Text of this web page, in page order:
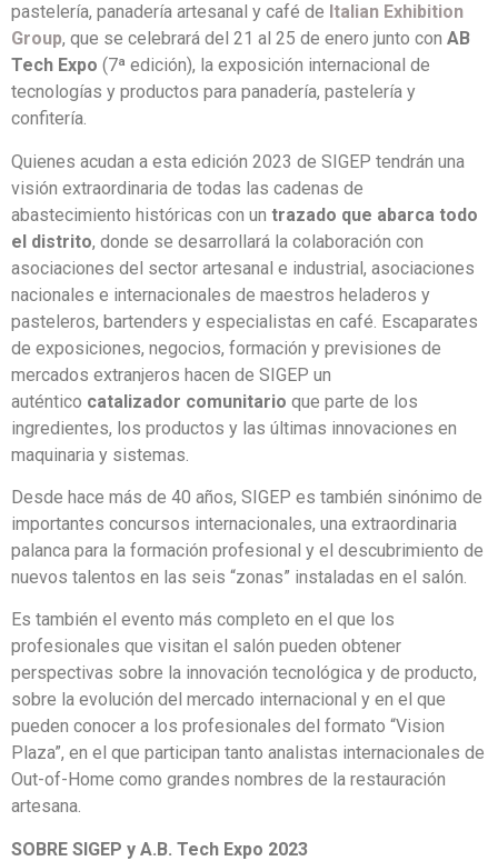
pastelería, panadería artesanal y café de Italian Exhibition
Group, que se celebrará del 21 al 25 de enero junto con AB
Tech Expo (7ª edición), la exposición internacional de
tecnologías y productos para panadería, pastelería y
confitería.
Quienes acudan a esta edición 2023 de SIGEP tendrán una
visión extraordinaria de todas las cadenas de
abastecimiento históricas con un trazado que abarca todo
el distrito, donde se desarrollará la colaboración con
asociaciones del sector artesanal e industrial, asociaciones
nacionales e internacionales de maestros heladeros y
pasteleros, bartenders y especialistas en café. Escaparates
de exposiciones, negocios, formación y previsiones de
mercados extranjeros hacen de SIGEP un
auténtico catalizador comunitario que parte de los
ingredientes, los productos y las últimas innovaciones en
maquinaria y sistemas.
Desde hace más de 40 años, SIGEP es también sinónimo de
importantes concursos internacionales, una extraordinaria
palanca para la formación profesional y el descubrimiento de
nuevos talentos en las seis “zonas” instaladas en el salón.
Es también el evento más completo en el que los
profesionales que visitan el salón pueden obtener
perspectivas sobre la innovación tecnológica y de producto,
sobre la evolución del mercado internacional y en el que
pueden conocer a los profesionales del formato “Vision
Plaza”, en el que participan tanto analistas internacionales de
Out-of-Home como grandes nombres de la restauración
artesana.
SOBRE SIGEP y A.B. Tech Expo 2023